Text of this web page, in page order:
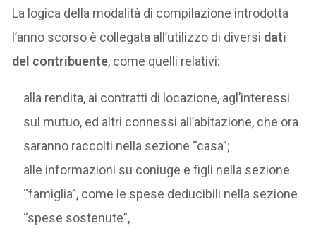
La logica della modalità di compilazione introdotta
l’anno scorso è collegata all’utilizzo di diversi dati
del contribuente, come quelli relativi:
alla rendita, ai contratti di locazione, agl’interessi
sul mutuo, ed altri connessi all’abitazione, che ora
saranno raccolti nella sezione “casa”;
alle informazioni su coniuge e figli nella sezione
“famiglia”, come le spese deducibili nella sezione
“spese sostenute”,